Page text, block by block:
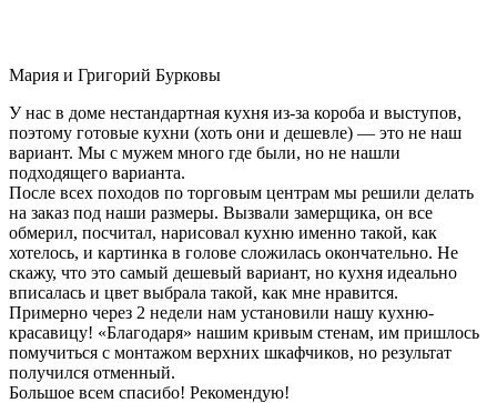
Мария и Григорий Бурковы
У нас в доме нестандартная кухня из-за короба и выступов,
поэтому готовые кухни (хоть они и дешевле) — это не наш
вариант. Мы с мужем много где были, но не нашли
подходящего варианта.
После всех походов по торговым центрам мы решили делать
на заказ под наши размеры. Вызвали замерщика, он все
обмерил, посчитал, нарисовал кухню именно такой, как
хотелось, и картинка в голове сложилась окончательно. Не
скажу, что это самый дешевый вариант, но кухня идеально
вписалась и цвет выбрала такой, как мне нравится.
Примерно через 2 недели нам установили нашу кухню-
красавицу! «Благодаря» нашим кривым стенам, им пришлось
помучиться с монтажом верхних шкафчиков, но результат
получился отменный.
Большое всем спасибо! Рекомендую!